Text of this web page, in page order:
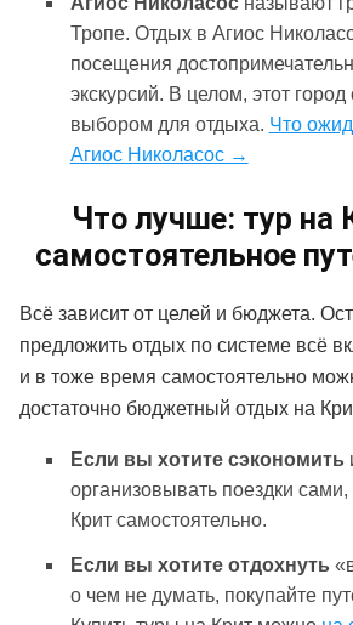
Тропе. Отдых в Агиос
посещения
экскурсий. В целом, этот
выбором для отдыха. Что
Агиос Николасос →
Что лучше: тур на
самостоятельное
Всё зависит от целей и бюджета.
предложить отдых по системе всё
и в тоже время самостоятельно
достаточно бюджетный отдых на
Если вы хотите сэкономить
организовывать поездки
Крит самостоятельно.
Если вы хотите отдохнуть
о чем не думать, покупайте